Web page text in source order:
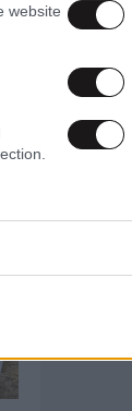
website